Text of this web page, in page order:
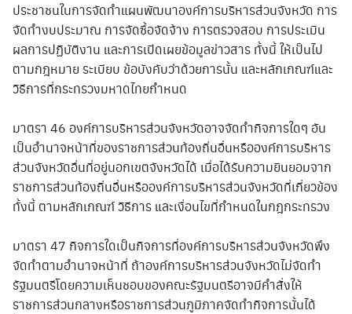
ประชาชนในการจัดทำแผนพัฒนาองค์การบริหารส่วนจังหวัด การ
จัดทำงบประมาณ การจัดซื้อจัดจ้าง การตรวจสอบ การประเมิน
ผลการปฏิบัติงาน และการเปิดเผยข้อมูลข่าวสาร ทั้งนี้ ให้เป็นไป
ตามกฎหมาย ระเบียบ ข้อบังคับว่าด้วยการนั้น และหลักเกณฑ์และ
วิธีการที่กระทรวงมหาดไทยกำหนด
มาตรา 46 องค์การบริหารส่วนจังหวัดอาจจัดทำกิจการใดๆ อัน
เป็นอำนาจหน้าที่ของราชการส่วนท้องถิ่นอื่นหรือองค์การบริหาร
ส่วนจังหวัดอื่นที่อยู่นอกเขตจังหวัดได้ เมื่อได้รับความยินยอมจาก
ราชการส่วนท้องถิ่นอื่นหรือองค์การบริหารส่วนจังหวัดที่เกี่ยวข้อง
ทั้งนี้ ตามหลักเกณฑ์ วิธีการ และเงื่อนไขที่กำหนดในกฎกระทรวง
มาตรา 47 กิจการใดเป็นกิจการที่องค์การบริหารส่วนจังหวัดพึง
จัดทำตามอำนาจหน้าที่ ถ้าองค์การบริหารส่วนจังหวัดไม่จัดทำ
รัฐมนตรีโดยความเห็นชอบของคณะรัฐมนตรีอาจมีคำสั่งให้
ราชการส่วนกลางหรือราชการส่วนภูมิภาคจัดทำกิจการนั้นได้